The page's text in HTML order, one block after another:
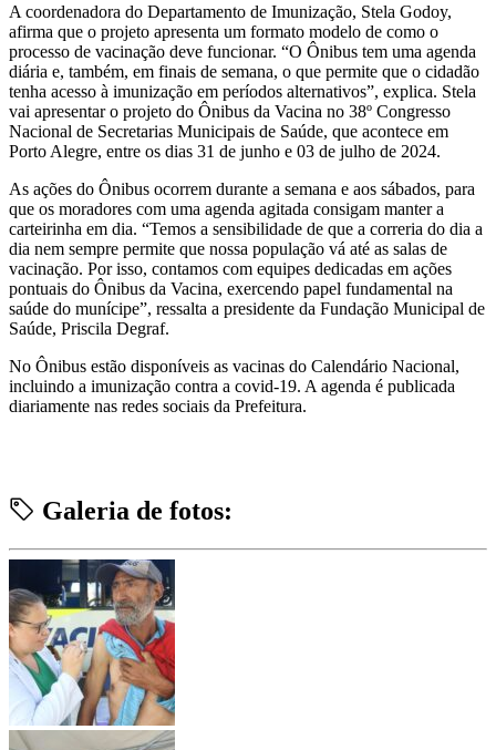
A coordenadora do Departamento de Imunização, Stela Godoy,
afirma que o projeto apresenta um formato modelo de como o
processo de vacinação deve funcionar. “O Ônibus tem uma agenda
diária e, também, em finais de semana, o que permite que o cidadão
tenha acesso à imunização em períodos alternativos”, explica. Stela
vai apresentar o projeto do Ônibus da Vacina no 38º Congresso
Nacional de Secretarias Municipais de Saúde, que acontece em
Porto Alegre, entre os dias 31 de junho e 03 de julho de 2024.
As ações do Ônibus ocorrem durante a semana e aos sábados, para
que os moradores com uma agenda agitada consigam manter a
carteirinha em dia. “Temos a sensibilidade de que a correria do dia a
dia nem sempre permite que nossa população vá até as salas de
vacinação. Por isso, contamos com equipes dedicadas em ações
pontuais do Ônibus da Vacina, exercendo papel fundamental na
saúde do munícipe”, ressalta a presidente da Fundação Municipal de
Saúde, Priscila Degraf.
No Ônibus estão disponíveis as vacinas do Calendário Nacional,
incluindo a imunização contra a covid-19. A agenda é publicada
diariamente nas redes sociais da Prefeitura.
Galeria de fotos: